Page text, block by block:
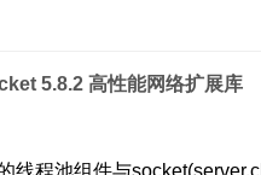
5.8.2 高性能网络扩展库
线程池组件与